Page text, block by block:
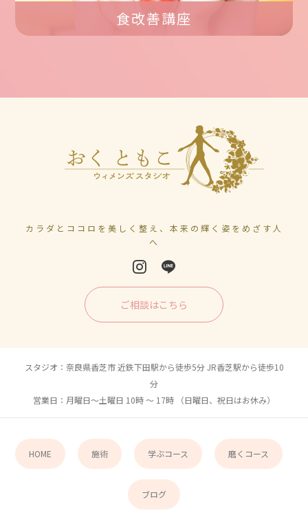
食改善講座
カラダとココロを美しく整え、本来の輝く姿をめざす人
へ
ご相談はこちら
スタジオ：奈良県香芝市 近鉄下田駅から徒歩5分 JR香芝駅から徒歩10
分
営業日：月曜日〜土曜日 10時 〜 17時 （日曜日、祝日はお休み）
HOME 施術 学ぶコース 磨くコース
ブログ